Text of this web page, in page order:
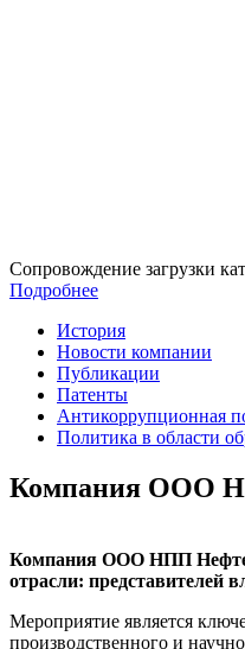
Сопровождение загрузки
Подробнее
История
Новости компании
Публикации
Патенты
Антикоррупционная
Политика в области
Компания ООО
Компания ООО НПП
отрасли: представителей
Мероприятие является
производственного и